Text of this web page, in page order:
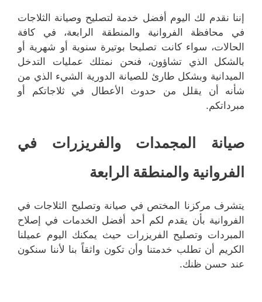
إننا نقدم لك اليوم أفضل خدمة لتصليح وصيانة الثلاجات
في محافظة الفروانية والمنطقة الرابعة، في كافة
الحالات، سواء كانت تصليحا بوتيرة سنوية أو شهرية أو
بالشكل الذي تشاؤون، فنحن نمتلك عمليات التدخل
الميدانية وبشكل طارئ للصيانة الدورية الشيء الذي من
شأنه أن يقلل من حدوث الأعطال في ثلاجاتكم أو
مبرداتكم.
صيانة المجمدات والفريزرات في
الفروانية والمنطقة الرابعة
يتشرف مركزنا المختص في صيانة وتصليح الثلاجات في
الفروانية بأن يقدم لكم أحد أفضل الخدمات في إصلاح
المبردات وتصليح الفريزرات حيث يمكنك اليوم عميلنا
الكريم أن تطلب خدمتنا وأن تكون واثقاً بنا لأننا سنكون
عند حسن ظنك.